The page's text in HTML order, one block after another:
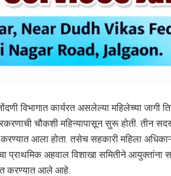
विभागात कार्यरत असलेल्या महिलेच्या जागी
चौकशी महिन्यापासून सुरू होती. तीन
आला होता. तसेच सहकारी महिला
प्राथमिक अहवाल विशाखा समितीने आयुक्तांना
करण्यात आले आहे.